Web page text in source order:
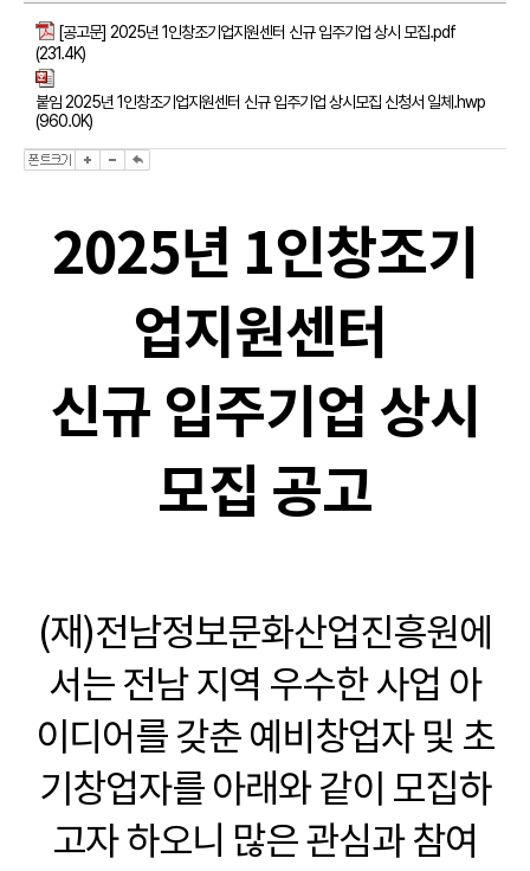
[공고문] 2025년 1인창조기업지원센터 신규 입주기업 상시 모집.pdf
(231.4K)
붙임 2025년 1인창조기업지원센터 신규 입주기업 상시모집 신청서 일체.hwp
(960.0K)
2025년 1인창조기
업지원센터
신규 입주기업 상시
모집 공고
(재)전남정보문화산업진흥원에
서는 전남 지역 우수한 사업 아
이디어를 갖춘 예비창업자 및 초
기창업자를 아래와 같이 모집하
고자 하오니 많은 관심과 참여